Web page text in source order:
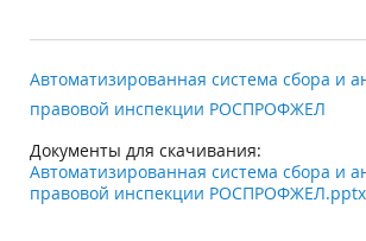
Автоматизированная система сбора и
правовой инспекции РОСПРОФЖЕЛ
Документы для скачивания:
Автоматизированная система сбора и
правовой инспекции РОСПРОФЖЕЛ.pptx